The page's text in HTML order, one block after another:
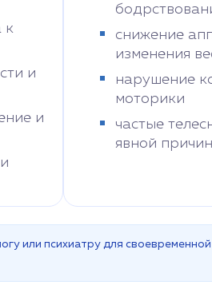
к
и
и
снижение
изменения
нарушение
моторики
частые
явной
или психиатру для своевременной